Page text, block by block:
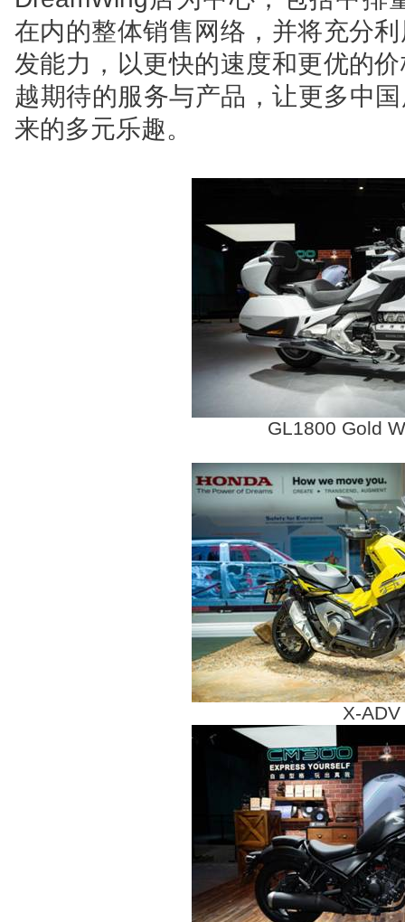
在内的整体销售网络，并将充分
发能力，以更快的速度和更优的
越期待的服务与产品，让更多中
来的多元乐趣。
GL1800 Gold
X-ADV